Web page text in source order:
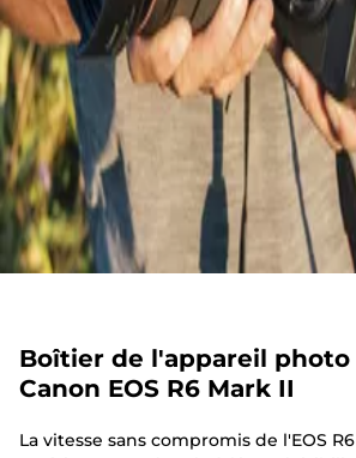
Boîtier de l'appareil
Canon EOS R6 Mark II
La vitesse sans compromis de l'EOS